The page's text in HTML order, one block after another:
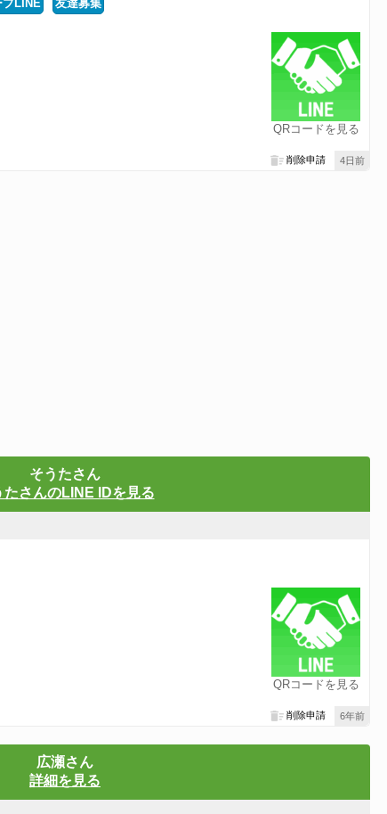
プLINE 友達募集
QRコードを見る
4日前
削除申請
そうたさん
たさんのLINE IDを見る
QRコードを見る
6年前
削除申請
広瀬さん
詳細を見る